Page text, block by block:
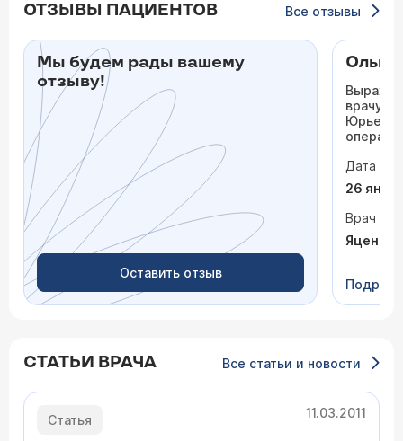
ОТЗЫВЫ ПАЦИЕНТОВ Все отзывы
Мы будем рады вашему
отзыву!
Оставить отзыв
Ольга
врачу-
Зрение
вселили
спасибо
Дата
26
Врач
Яценко
СТАТЬИ ВРАЧА Все статьи и новости
Статья 11.03.2011